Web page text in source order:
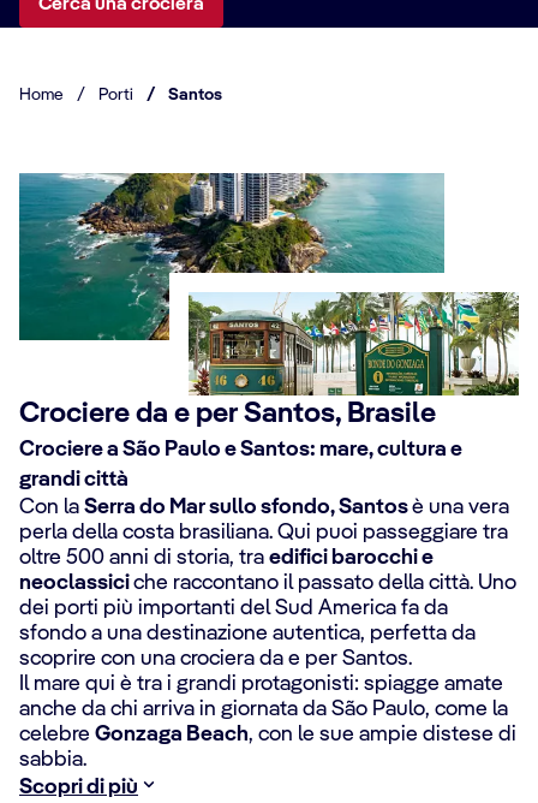
Cerca una crociera
Home / Porti / Santos
Crociere da e per Santos, Brasile
Crociere a São Paulo e Santos: mare, cultura e
grandi città
Con la Serra do Mar sullo sfondo, Santosè una vera
perla della costa brasiliana. Qui puoi passeggiare tra
oltre 500 anni di storia, tra edifici barocchi e
neoclassiciche raccontano il passato della città. Uno
dei porti più importanti del Sud America fa da
sfondo a una destinazione autentica, perfetta da
scoprire con una crociera da e per Santos.
Il mare qui è tra i grandi protagonisti: spiagge amate
anche da chi arriva in giornata da São Paulo, come la
celebre Gonzaga Beach, con le sue ampie distese di
sabbia.
Scopri di più